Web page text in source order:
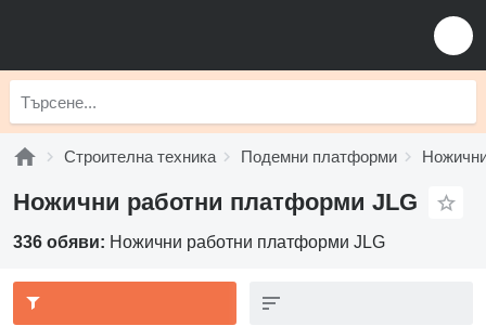
Строителна техника Подемни платформи
Ножични работни платформи JLG
336 обяви: Ножични работни платформи JLG